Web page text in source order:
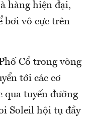
hàng hiện đại,
bơi vô cực trên
Cổ trong vòng
tới các cơ
qua tuyến đường
Soleil hội tụ đầy